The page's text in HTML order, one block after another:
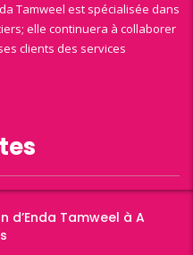
Tamweel est spécialisée dans
elle continuera à collaborer
clients des services
d’Enda Tamweel à A